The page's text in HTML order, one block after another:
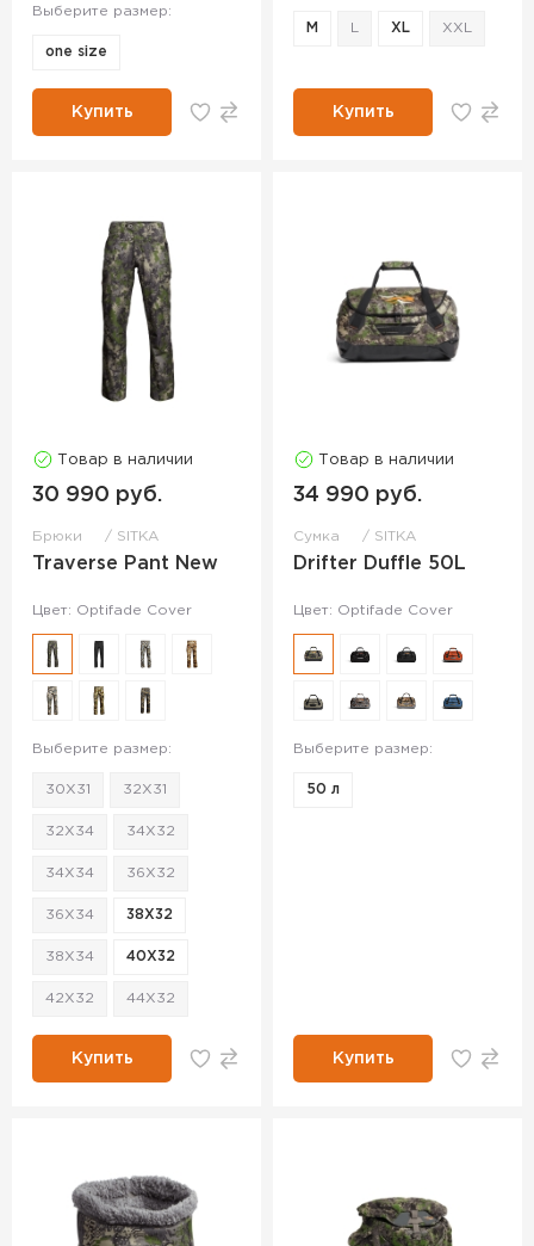
Выберите размер:
one size
Купить
M XL XXL
Купить
Товар в наличии
30 990 руб.
Брюки SITKA
Traverse Pant New
Цвет: Optifade Cover
Выберите размер:
30X31 32X31
32X34 34X32
34X34 36X32
36X34 38X32
38X34 40X32
42X32 44X32
Купить
Товар в наличии
34 990 руб.
Сумка SITKA
Drifter Duffle 50L
Цвет: Optifade Cover
Выберите размер:
50 л
Купить